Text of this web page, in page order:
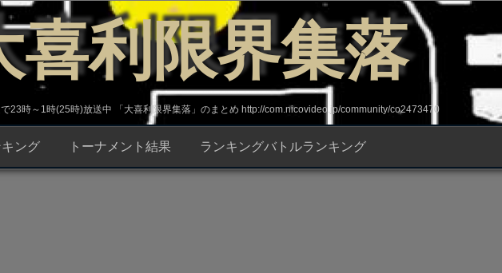
喜利限界集落
23時～1時(25時)放送中 「大喜利限界集落」のまとめ http://com.nicovideo.jp/community/co2473470
ング トーナメント結果 ランキングバトルランキング